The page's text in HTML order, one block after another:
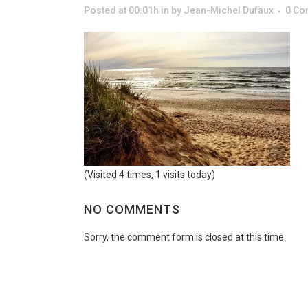
Posted at 00:01h in by Jean-Michel Dufaux 0
(Visited 4 times, 1 visits today)
NO COMMENTS
Sorry, the comment form is closed at this time.